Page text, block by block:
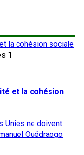
la cohésion sociale
1
et la cohésion
Unies ne doivent
Ouédraogo